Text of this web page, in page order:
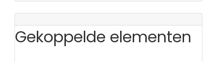
Gekoppelde elementen